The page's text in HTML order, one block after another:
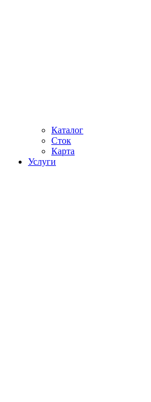
Каталог
Сток
Карта
Услуги